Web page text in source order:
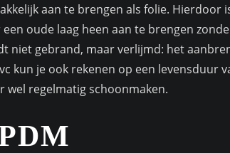
aan te brengen als folie.
een oude laag heen aan te brengen
niet gebrand, maar verlijmd: het
kun je ook rekenen op een levensduur
wel regelmatig schoonmaken.